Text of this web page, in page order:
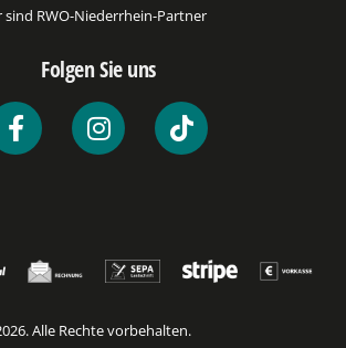
sind RWO-Niederrhein-Partner
Folgen Sie uns
Alle Rechte vorbehalten.